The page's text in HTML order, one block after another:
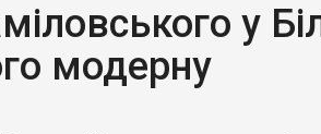
у
модерну